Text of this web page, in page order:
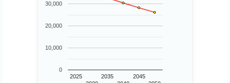
2025
2035
2045
0
10,000
20,000
30,000